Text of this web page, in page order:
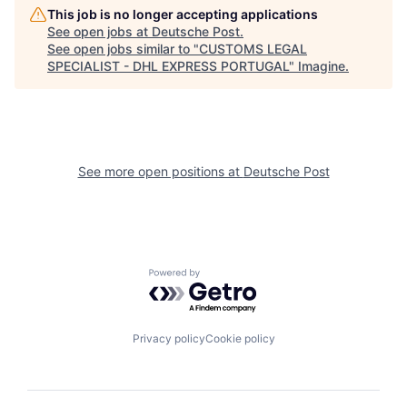
This job is no longer accepting applications
See open jobs at Deutsche Post.
See open jobs similar to "CUSTOMS LEGAL
SPECIALIST - DHL EXPRESS PORTUGAL" Imagine.
See more open positions at Deutsche Post
Powered by Getro.com
Privacy policyCookie policy